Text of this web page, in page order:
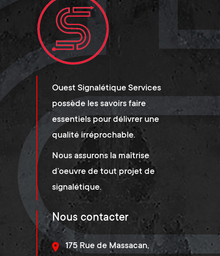
Ouest Signalétique Services
possède les savoirs faire
essentiels pour délivrer une
qualité irréprochable.
Nous assurons la maîtrise
d’oeuvre de tout projet de
signalétique.
Nous contacter
175 Rue de Massacan,